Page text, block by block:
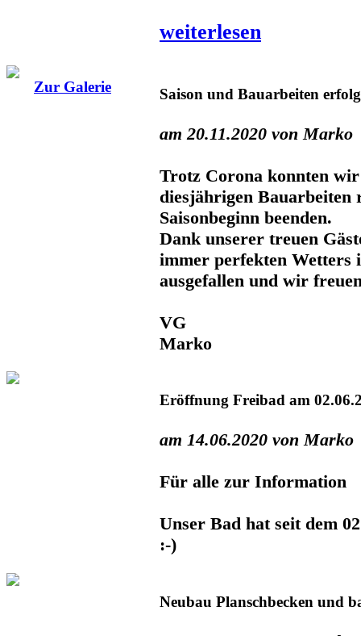
weiterlesen
Zur Galerie Saison und Bauarbeiten
am 20.11.2020 von Marko
Trotz Corona konnten
diesjährigen Bauarbeiten
Saisonbeginn beenden.
Dank unserer treuen
immer perfekten Wetters
ausgefallen und wir
VG
Marko
Eröffnung Freibad am
am 14.06.2020 von Marko
Für alle zur Information
Unser Bad hat seit dem
:-)
Neubau Planschbecken und